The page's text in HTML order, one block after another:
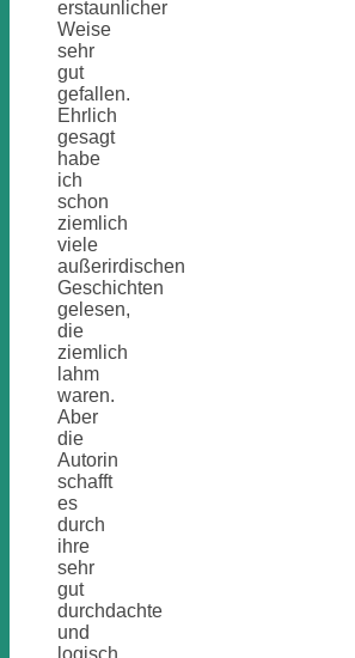
erstaunlicher
Weise
sehr
gut
gefallen.
Ehrlich
gesagt
habe
ich
schon
ziemlich
viele
außerirdischen
Geschichten
gelesen,
die
ziemlich
lahm
waren.
Aber
die
Autorin
schafft
es
durch
ihre
sehr
gut
durchdachte
und
logisch